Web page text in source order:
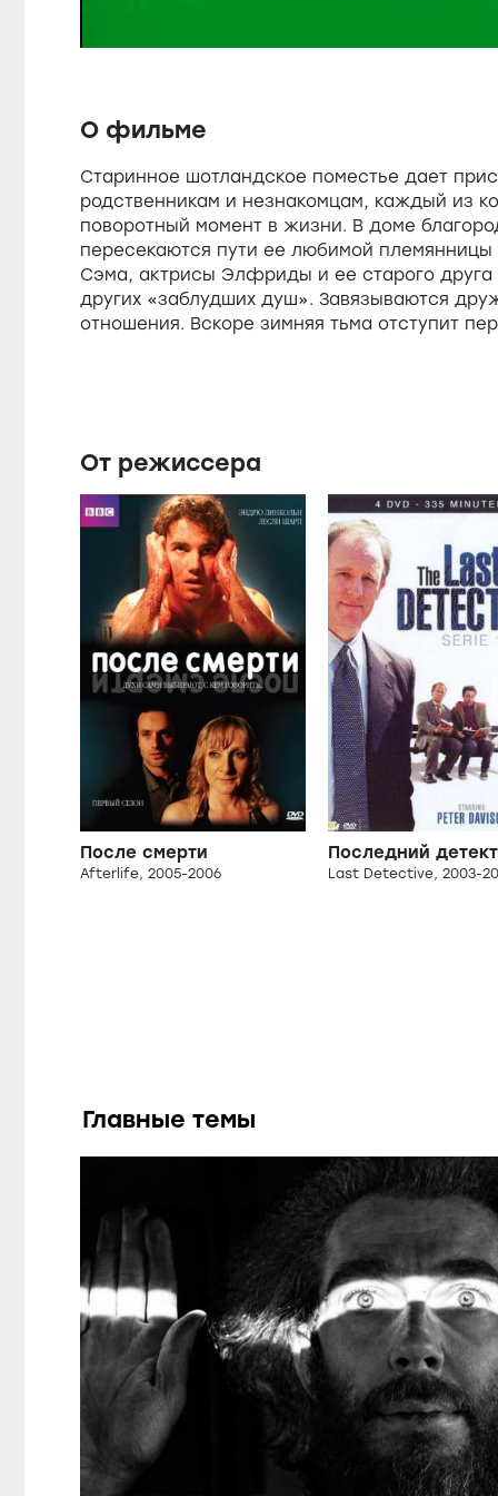
u
e
m
d
%
О фильме
Старинное шотландское поместье дает
родственникам и незнакомцам, каждый из
поворотный момент в жизни. В доме
пересекаются пути ее любимой
Сэма, актрисы Элфриды и ее старого
других «заблудших душ». Завязываются
отношения. Вскоре зимняя тьма отступит
От режиссера
После смерти
Afterlife, 2005-2006
Последний
Last Detective, 2003-
Главные темы